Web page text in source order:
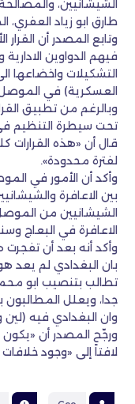
الشيشانيين،
طارق ابو زياد العفري،
وتابع المصدر أن القرار
فيهم الدواوين
التشكيلات واخضاعها
العسكرية) في الموصل
وبالرغم من تطبيق
تحت سيطرة التنظيم في
قال أن «هذه القرارات
لفترة محدودة».
وأكد أن الأمور في
بين الاعافرة
الشيشانيين من
الاعافرة في البعاج
وأكد أنه بعد أن تفجرت
بان البغدادي لم يعد
تطالب بتنصيب ابو
جدا، ويعلل
وان البغدادي فيه (لين
ورجّح المصدر أن
لافتاً إلى «وجود